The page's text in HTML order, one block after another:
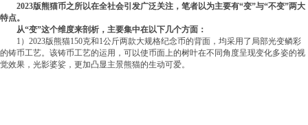
2023版熊猫币之所以在全社会引发广泛关注，笔者以为主要有“变”与“不变”两大
特点。
从“变”这个维度来剖析，主要集中在以下几个方面：
1）2023版熊猫150克和1公斤两款大规格纪念币的背面，均采用了局部光变鳞彩
的铸币工艺。该铸币工艺的运用，可以使币面上的树叶在不同角度呈现变化多姿的视
觉效果，光影婆娑，更加凸显主景熊猫的生动可爱。